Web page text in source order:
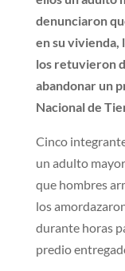
denunciaron
en su vivienda,
los retuvieron
abandonar un
Nacional de
Cinco
un adulto
que hombres
los
durante horas
predio